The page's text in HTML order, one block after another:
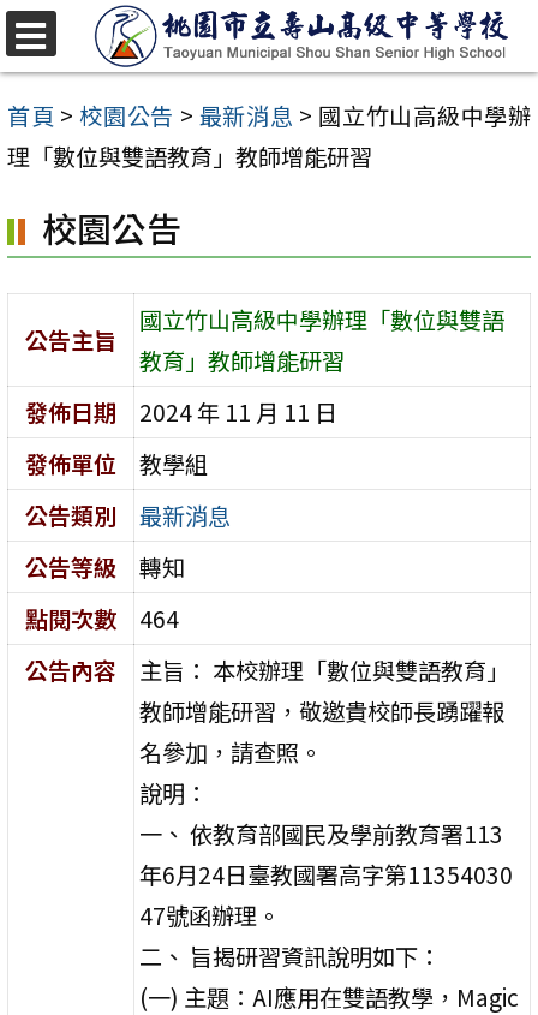
跳
至
主
要
容
區
首頁 > 校園公告 > 最新消息 > 國立竹山高級中學辦
理「數位與雙語教育」教師增能研習
校園公告
公告主旨
國立竹山高級中學辦理「數位與雙語
教育」教師增能研習
發佈日期
2024 年 11 月 11 日
發佈單位
教學組
公告類別
最新消息
公告等級
轉知
點閱次數
464
公告內容
主旨： 本校辦理「數位與雙語教育」
教師增能研習，敬邀貴校師長踴躍報
名參加，請查照。
說明：
一、 依教育部國民及學前教育署113
年6月24日臺教國署高字第11354030
47號函辦理。
二、 旨揭研習資訊說明如下：
(一) 主題：AI應用在雙語教學，Magic
選
單